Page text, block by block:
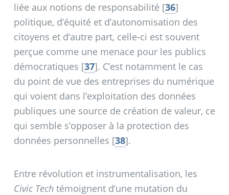
liée aux notions de responsabilité [36]
politique, d’équité et d’autonomisation des
citoyens et d’autre part, celle-ci est souvent
perçue comme une menace pour les publics
démocratiques [37]. C’est notamment le cas
du point de vue des entreprises du numérique
qui voient dans l’exploitation des données
publiques une source de création de valeur, ce
qui semble s’opposer à la protection des
données personnelles [38].
Entre révolution et instrumentalisation, les
Civic Techtémoignent d’une mutation du